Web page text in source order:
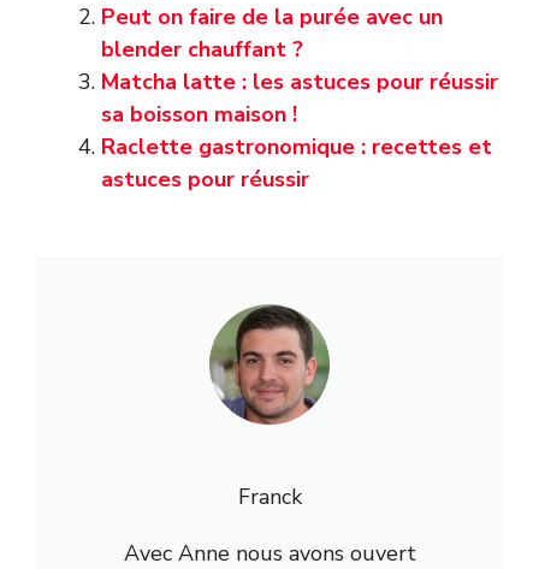
Peut on faire de la purée avec un
blender chauffant ?
Matcha latte : les astuces pour réussir
sa boisson maison !
Raclette gastronomique : recettes et
astuces pour réussir
Franck
Avec Anne nous avons ouvert